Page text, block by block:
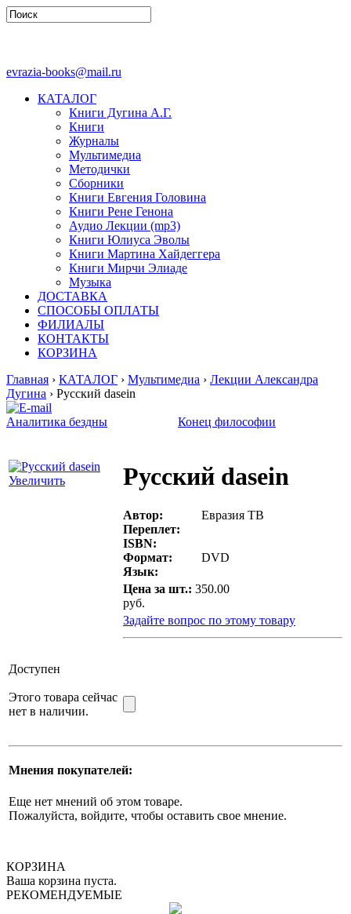
evrazia-books@mail.ru
КАТАЛОГ
Книги Дугина А.Г.
Книги
Журналы
Мультимедиа
Методички
Сборники
Книги Евгения Головина
Книги Рене Генона
Аудио Лекции (mp3)
Книги Юлиуса Эволы
Книги Мартина Хайдеггера
Книги Мирчи Элиаде
Музыка
ДОСТАВКА
СПОСОБЫ ОПЛАТЫ
ФИЛИАЛЫ
КОНТАКТЫ
КОРЗИНА
Главная › КАТАЛОГ › Мультимедиа › Лекции Александра
Дугина › Русский dasein
Аналитика бездны Конец философии
Увеличить Русский dasein
Автор:
Евразия ТВ
Переплет:
ISBN:
Формат:
DVD
Язык:
Цена за шт.: 350.00
руб.
Задайте вопрос по этому товару
Доступен
Этого товара сейчас
нет в наличии.
Мнения покупателей:
Еще нет мнений об этом товаре.
Пожалуйста, войдите, чтобы оставить свое мнение.
КОРЗИНА
Ваша корзина пуста.
РЕКОМЕНДУЕМЫЕ